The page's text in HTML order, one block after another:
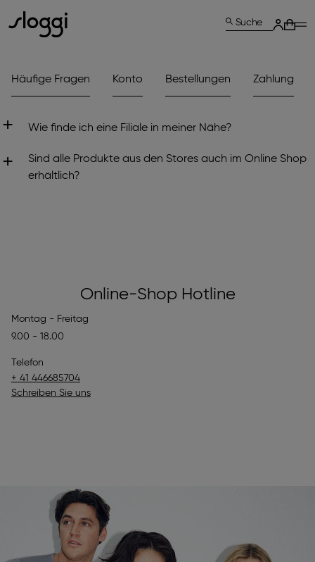
Suche
Häufige Fragen Konto Bestellungen Zahlung
Wie finde ich eine Filiale in meiner Nähe?
Du kannst unseren Filialfinder
nutzen, um Filialen in
deiner Nähe zu finden. Nutze deine Postleitzahl, Stadt
Sind alle Produkte aus den Stores auch im Online Shop
erhältlich?
Online-Shop Hotline
Montag - Freitag
9.00 - 18.00
Telefon
+ 41 446685704
Schreiben Sie uns